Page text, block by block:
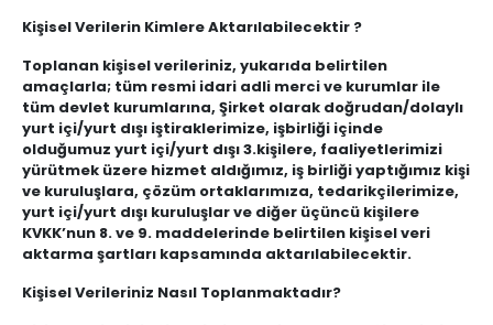
Kişisel Verilerin Kimlere Aktarılabilecektir ?
Toplanan kişisel verileriniz, yukarıda belirtilen
amaçlarla; tüm resmi idari adli merci ve kurumlar ile
tüm devlet kurumlarına, Şirket olarak doğrudan/dolaylı
yurt içi/yurt dışı iştiraklerimize, işbirliği içinde
olduğumuz yurt içi/yurt dışı 3.kişilere, faaliyetlerimizi
yürütmek üzere hizmet aldığımız, iş birliği yaptığımız kişi
ve kuruluşlara, çözüm ortaklarımıza, tedarikçilerimize,
yurt içi/yurt dışı kuruluşlar ve diğer üçüncü kişilere
KVKK’nun 8. ve 9. maddelerinde belirtilen kişisel veri
aktarma şartları kapsamında aktarılabilecektir.
Kişisel Verileriniz Nasıl Toplanmaktadır?